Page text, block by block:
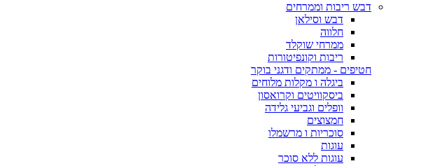
דבש ריבות וממרחים
דבש וסילאן
חלווה
ממרחי שוקלד
ריבות וקונפיטורות
חטיפים - ממתקים ודגני בוקר
ביגלה ו מקלות מלוחים
ביסקוויטים וקרואסון
וופלים וגביעי גלידה
חמצוצים
סוכריות ו מרשמלו
עוגות
עוגות ללא סוכר